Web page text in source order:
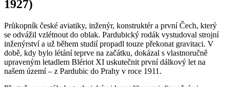
Přestože se potýkal s technickými komplikacemi, finančními
problémy i nepochopením okolí, neustoupil. Byl vizionářem, který
věřil v pokrok a sílu lidského odhodlání. Vedle létání se věnoval i
leteckým přednáškám a popularizaci letectví mezi veřejností.
Jeho jméno dnes symbolizuje odvahu, vytrvalost a chuť jít za
hranice možného. Jan Kašpar se navždy zapsal do dějin jako ten,
kdo jako první Čech dobyl vzdušný prostor.